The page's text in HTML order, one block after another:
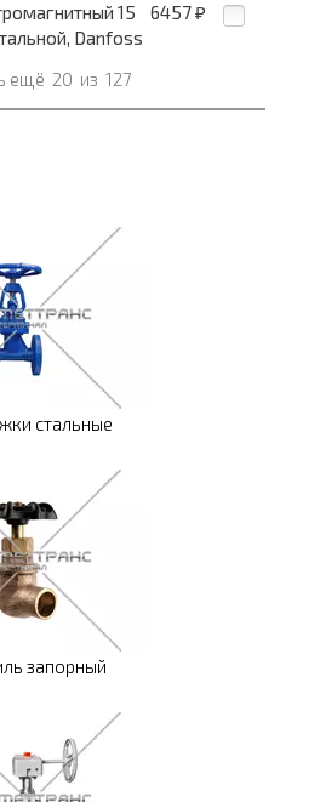
15
Danfoss
6457 ₽
ещё 20 из 127
стальные
запорный